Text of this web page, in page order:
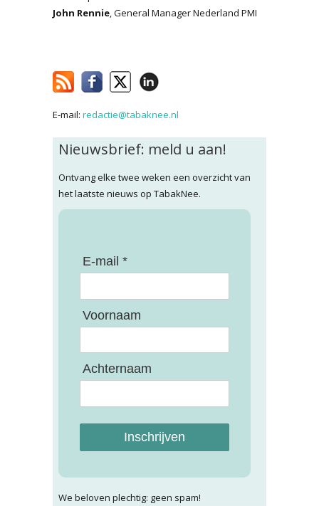
John Rennie, General Manager Nederland PMI
E-mail: redactie@tabaknee.nl
Nieuwsbrief: meld u aan!
Ontvang elke twee weken een overzicht van
het laatste nieuws op TabakNee.
E-mail *
Voornaam
Achternaam
Inschrijven
We beloven plechtig: geen spam!